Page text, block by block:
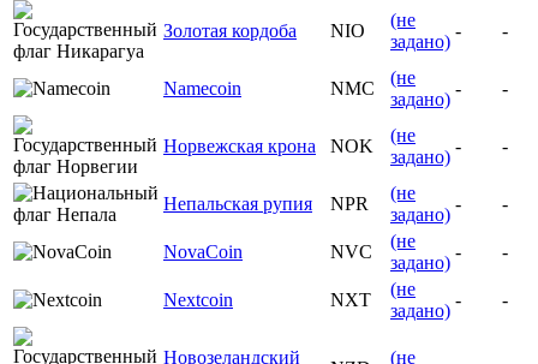
Золотая кордоба NIO
(не
задано)
- -
Namecoin NMC
(не
задано)
- -
Норвежская крона NOK
(не
задано)
- -
Непальская рупия NPR
(не
задано)
- -
NovaCoin NVC
(не
задано)
- -
Nextcoin NXT
(не
задано)
- -
Новозеландский (не